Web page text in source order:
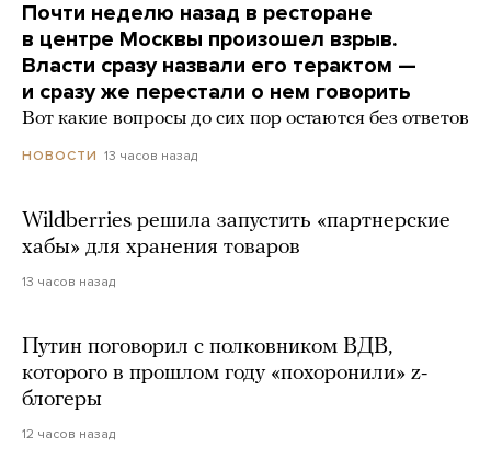
Почти неделю назад в ресторане
в центре Москвы произошел взрыв.
Власти сразу назвали его терактом —
и сразу же перестали о нем говорить
Вот какие вопросы до сих пор остаются без ответов
НОВОСТИ 13 часов назад
Wildberries решила запустить «партнерские
хабы» для хранения товаров
13 часов назад
Путин поговорил с полковником ВДВ,
которого в прошлом году «похоронили» z-
блогеры
12 часов назад